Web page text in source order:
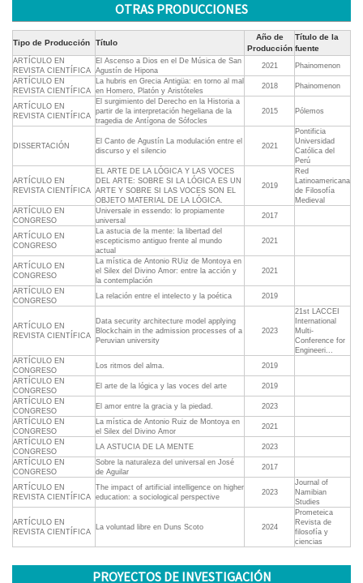
OTRAS PRODUCCIONES
Tipo de Producción Título
Año de
Producción
Título de la
fuente
ARTÍCULO EN
REVISTA CIENTÍFICA
El Ascenso a Dios en el De Música de San
Agustín de Hipona
2021
Phainomenon
ARTÍCULO EN
REVISTA CIENTÍFICA
La hubris en Grecia Antigüa: en torno al mal
en Homero, Platón y Aristóteles
2018 Phainomenon
ARTÍCULO EN
REVISTA CIENTÍFICA
El surgimiento del Derecho en la Historia a
partir de la interpretación hegeliana de la
tragedia de Antígona de Sófocles
2015 Pólemos
DISSERTACIÓN
El Canto de Agustín La modulación entre el
discurso y el silencio
2021
Pontificia
Universidad
Católica del
Perú
ARTÍCULO EN
REVISTA CIENTÍFICA
EL ARTE DE LA LÓGICA Y LAS VOCES
DEL ARTE: SOBRE SI LA LÓGICA ES UN
ARTE Y SOBRE SI LAS VOCES SON EL
OBJETO MATERIAL DE LA LÓGICA.
2019
Red
Latinoamericana
de Filosofía
Medieval
ARTÍCULO EN
CONGRESO
Universale in essendo: lo propiamente
universal
2017
ARTÍCULO EN
CONGRESO
La astucia de la mente: la libertad del
escepticismo antiguo frente al mundo
actual
2021
ARTÍCULO EN
CONGRESO
La mística de Antonio RUiz de Montoya en
el Silex del Divino Amor: entre la acción y
la contemplación
2021
ARTÍCULO EN
CONGRESO
La relación entre el intelecto y la poética 2019
ARTÍCULO EN
REVISTA CIENTÍFICA
Data security architecture model applying
Blockchain in the admission processes of a
Peruvian university
2023
21st LACCEI
International
Multi-
Conference for
Engineeri...
ARTÍCULO EN
CONGRESO
Los ritmos del alma.
2019
ARTÍCULO EN
CONGRESO
El arte de la lógica y las voces del arte
2019
ARTÍCULO EN
CONGRESO
El amor entre la gracia y la piedad.
2023
ARTÍCULO EN
CONGRESO
La mística de Antonio Ruiz de Montoya en
el Silex del Divino Amor
2021
ARTÍCULO EN
CONGRESO
LA ASTUCIA DE LA MENTE
2023
ARTÍCULO EN
CONGRESO
Sobre la naturaleza del universal en José
de Aguilar
2017
ARTÍCULO EN
REVISTA CIENTÍFICA
The impact of artificial intelligence on higher
education: a sociological perspective
2023
Journal of
Namibian
Studies
ARTÍCULO EN
REVISTA CIENTÍFICA
La voluntad libre en Duns Scoto 2024
Prometeica
Revista de
filosofía y
ciencias
PROYECTOS DE INVESTIGACIÓN